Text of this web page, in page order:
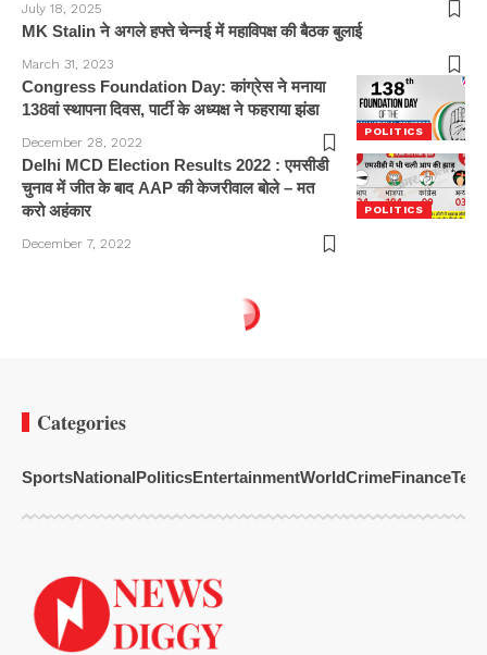
July 18, 2025
MK Stalin ने अगले हफ्ते चेन्नई में महाविपक्ष की बैठक बुलाई
March 31, 2023
POLITICS
Congress Foundation Day: कांग्रेस ने मनाया
138वां स्थापना दिवस, पार्टी के अध्यक्ष ने फहराया झंडा
December 28, 2022
POLITICS
Delhi MCD Election Results 2022 : एमसीडी
चुनाव में जीत के बाद AAP की केजरीवाल बोले – मत
करो अहंकार
December 7, 2022
Categories
SportsNationalPoliticsEntertainmentWorldCrimeFinance